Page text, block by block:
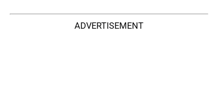
ADVERTISEMENT